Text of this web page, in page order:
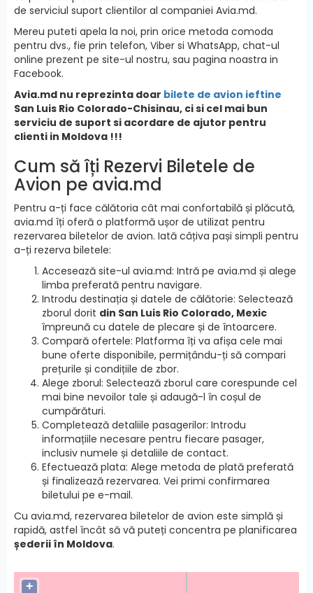
de serviciul suport clientilor al companiei Avia.md.
Mereu puteti apela la noi, prin orice metoda comoda
pentru dvs., fie prin telefon, Viber si WhatsApp, chat-ul
online prezent pe site-ul nostru, sau pagina noastra in
Facebook.
Avia.md nu reprezinta doar bilete de avion ieftine
San Luis Rio Colorado-Chisinau, ci si cel mai bun
serviciu de suport si acordare de ajutor pentru
clienti in Moldova !!!
Cum să îți Rezervi Biletele de
Avion pe avia.md
Pentru a-ți face călătoria cât mai confortabilă și plăcută,
avia.md îți oferă o platformă ușor de utilizat pentru
rezervarea biletelor de avion. Iată câțiva pași simpli pentru
a-ți rezerva biletele:
Accesează site-ul avia.md: Intră pe avia.md și alege
limba preferată pentru navigare.
Introdu destinația și datele de călătorie: Selectează
zborul dorit din San Luis Rio Colorado, Mexic
împreună cu datele de plecare și de întoarcere.
Compară ofertele: Platforma îți va afișa cele mai
bune oferte disponibile, permițându-ți să compari
prețurile și condițiile de zbor.
Alege zborul: Selectează zborul care corespunde cel
mai bine nevoilor tale și adaugă-l în coșul de
cumpărături.
Completează detaliile pasagerilor: Introdu
informațiile necesare pentru fiecare pasager,
inclusiv numele și detaliile de contact.
Efectuează plata: Alege metoda de plată preferată
și finalizează rezervarea. Vei primi confirmarea
biletului pe e-mail.
Cu avia.md, rezervarea biletelor de avion este simplă și
rapidă, astfel încât să vă puteți concentra pe planificarea
șederii în Moldova.
+